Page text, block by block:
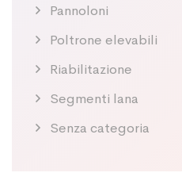
Pannoloni
Poltrone elevabili
Riabilitazione
Segmenti lana
Senza categoria